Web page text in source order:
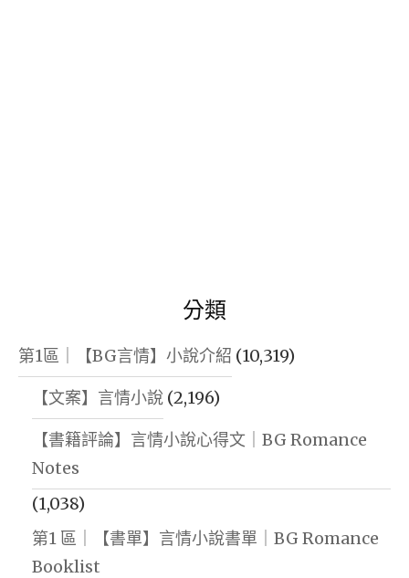
分類
第1區｜【BG言情】小說介紹 (10,319)
【文案】言情小說 (2,196)
【書籍評論】言情小說心得文｜BG Romance
Notes
(1,038)
第1 區｜【書單】言情小說書單｜BG Romance
Booklist